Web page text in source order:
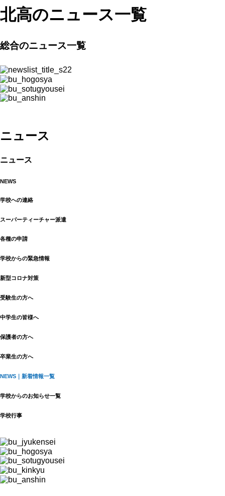
北高のニュース一覧
総合のニュース一覧
ニュース
ニュース
NEWS
学校への連絡
スーパーティーチャー派遣
各種の申請
学校からの緊急情報
新型コロナ対策
受験生の方へ
中学生の皆様へ
保護者の方へ
卒業生の方へ
NEWS｜新着情報一覧
学校からのお知らせ一覧
学校行事